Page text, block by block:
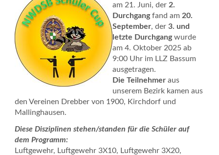
am 21. Juni, der 2.
Durchgangfand am 20.
September, der 3. und
letzte Durchgangwurde
am 4. Oktober 2025 ab
9:00 Uhr im LLZ Bassum
ausgetragen.
Die Teilnehmer aus
unserem Bezirk kamen aus
den Vereinen Drebber von 1900, Kirchdorf und
Mallinghausen.
Diese Disziplinen stehen/standen für die Schüler auf
dem Programm:
Luftgewehr, Luftgewehr 3X10, Luftgewehr 3X20,
Jugend
Infothek
Kontakt